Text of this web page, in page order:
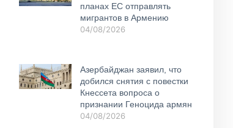
планах ЕС отправлять
мигрантов в Армению
04/08/2026
Азербайджан заявил, что
добился снятия с повестки
Кнессета вопроса о
признании Геноцида армян
04/08/2026